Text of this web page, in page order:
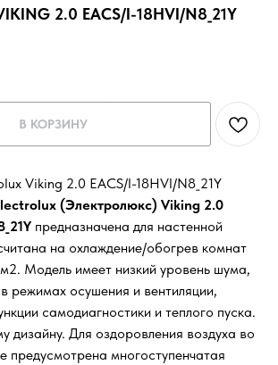
2.0 EACS/I-18HVI/N8_21Y
В КОРЗИНУ
Viking 2.0 EACS/I-18HVI/N8_21Y
(Электролюкс) Viking 2.0
предназначена для настенной
на охлаждение/обогрев комнат
Модель имеет низкий уровень шума,
режимах осушения и вентиляции,
самодиагностики и теплого пуска.
дизайну. Для оздоровления воздуха во
предусмотрена многоступенчатая